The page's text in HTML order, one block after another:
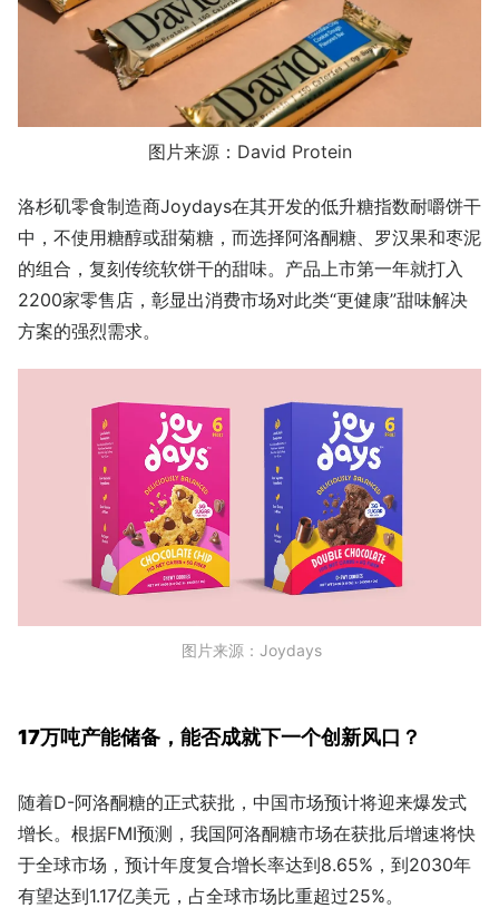
图片来源：David Protein
洛杉矶零食制造商Joydays在其开发的低升糖指数耐嚼饼干
中，不使用糖醇或甜菊糖，而选择阿洛酮糖、罗汉果和枣泥
的组合，复刻传统软饼干的甜味。产品上市第一年就打入
2200家零售店，彰显出消费市场对此类“更健康”甜味解决
方案的强烈需求。
图片来源：Joydays
17万吨产能储备，能否成就下一个创新风口？
随着D-阿洛酮糖的正式获批，中国市场预计将迎来爆发式
增长。根据FMI预测，我国阿洛酮糖市场在获批后增速将快
于全球市场，预计年度复合增长率达到8.65%，到2030年
有望达到1.17亿美元，占全球市场比重超过25%。